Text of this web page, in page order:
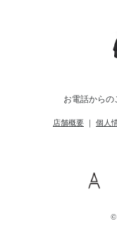
お電話からの
店舗概要 個人
©